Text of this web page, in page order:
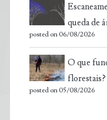
queda de
posted on 06/08/2026
O que
florestais?
posted on 05/08/2026